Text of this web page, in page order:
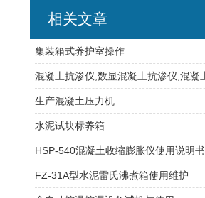
相关文章
集装箱式养护室操作
生产混凝土压力机
水泥试块标养箱
HSP-540混凝土收缩膨胀仪使用说明书
FZ-31A型水泥雷氏沸煮箱使用维护